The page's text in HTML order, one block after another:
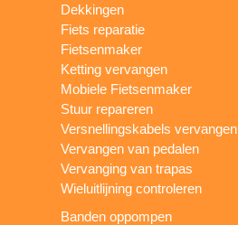
Dekkingen
Fiets reparatie
Fietsenmaker
Ketting vervangen
Mobiele Fietsenmaker
Stuur repareren
Versnellingskabels vervangen
Vervangen van pedalen
Vervanging van trapas
Wieluitlijning controleren
Banden oppompen